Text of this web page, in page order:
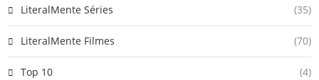
LiteralMente Séries (35)
LiteralMente Filmes (70)
Top 10 (4)